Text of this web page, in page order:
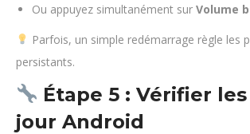
Ou appuyez simultanément sur Volume
Parfois, un simple redémarrage règle les
persistants.
Étape 5 : Vérifier
jour Android